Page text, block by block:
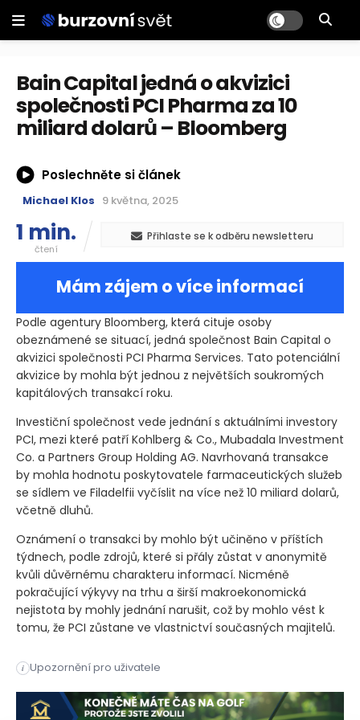
Bain Capital jedná o akvizici
společnosti PCI Pharma za 10
miliard dolarů – Bloomberg
Poslechněte si článek
Michael Klos 9 května, 2025
1 min.
čtení
Přihlaste se k odběru newsletteru
Mám zájem o více informací
Podle agentury Bloomberg, která cituje osoby
obeznámené se situací, jedná společnost Bain Capital o
akvizici společnosti PCI Pharma Services. Tato potenciální
akvizice by mohla být jednou z největších soukromých
kapitálových transakcí roku.
Investiční společnost vede jednání s aktuálními investory
PCI, mezi které patří Kohlberg & Co., Mubadala Investment
Co. a Partners Group Holding AG. Navrhovaná transakce
by mohla hodnotu poskytovatele farmaceutických služeb
se sídlem ve Filadelfii vyčíslit na více než 10 miliard dolarů,
včetně dluhů.
Oznámení o transakci by mohlo být učiněno v příštích
týdnech, podle zdrojů, které si přály zůstat v anonymitě
kvůli důvěrnému charakteru informací. Nicméně
pokračující výkyvy na trhu a širší makroekonomická
nejistota by mohly jednání narušit, což by mohlo vést k
tomu, že PCI zůstane ve vlastnictví současných majitelů.
i Upozornění pro uživatele
Podle agentury Bloomberg, která cituje osoby